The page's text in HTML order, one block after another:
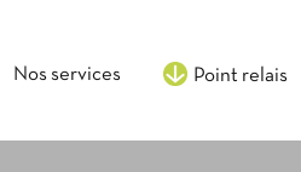
Nos services Point relais